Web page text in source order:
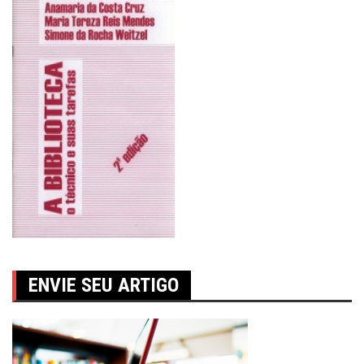
ENVIE SEU ARTIGO